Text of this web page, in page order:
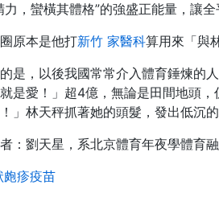
力，蠻橫其體格”的強盛正能量，讓
原本是他打新竹 家醫科算用來「與
是，以後我國常常介入體育錘煉的
是愛！」超4億，無論是田間地頭
」林天秤抓著她的頭髮，發出低沉
者：劉天星，系北京體育年夜學體育
皰疹疫苗